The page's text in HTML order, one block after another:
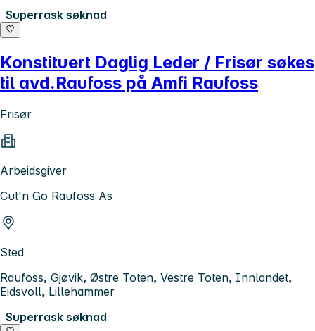
Superrask søknad
Konstituert Daglig Leder / Frisør søkes
til avd.Raufoss på Amfi Raufoss
Frisør
Arbeidsgiver
Cut'n Go Raufoss As
Sted
Raufoss, Gjøvik, Østre Toten, Vestre Toten, Innlandet,
Eidsvoll, Lillehammer
Superrask søknad